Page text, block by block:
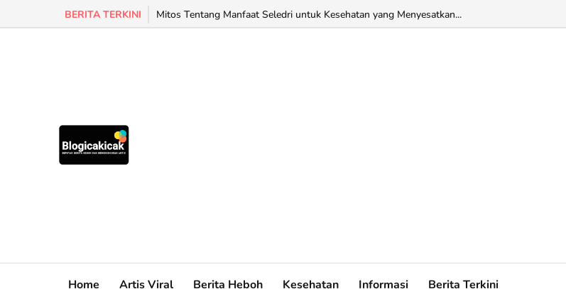
BERITA TERKINI Mitos Tentang Manfaat Seledri untuk Kesehatan yang Menyesatkan...
Home Artis Viral Berita Heboh Kesehatan Informasi Berita Terkini